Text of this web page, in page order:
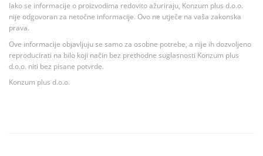
Iako se informacije o proizvodima redovito ažuriraju, Konzum plus d.o.o.
nije odgovoran za netočne informacije. Ovo ne utječe na vaša zakonska
prava.
Ove informacije objavljuju se samo za osobne potrebe, a nije ih dozvoljeno
reproducirati na bilo koji način bez prethodne suglasnosti Konzum plus
d.o.o. niti bez pisane potvrde.
Konzum plus d.o.o.